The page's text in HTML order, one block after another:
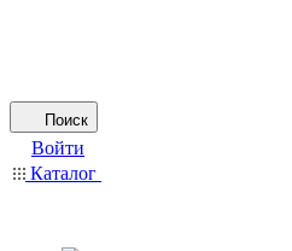
Поиск
Войти
Каталог